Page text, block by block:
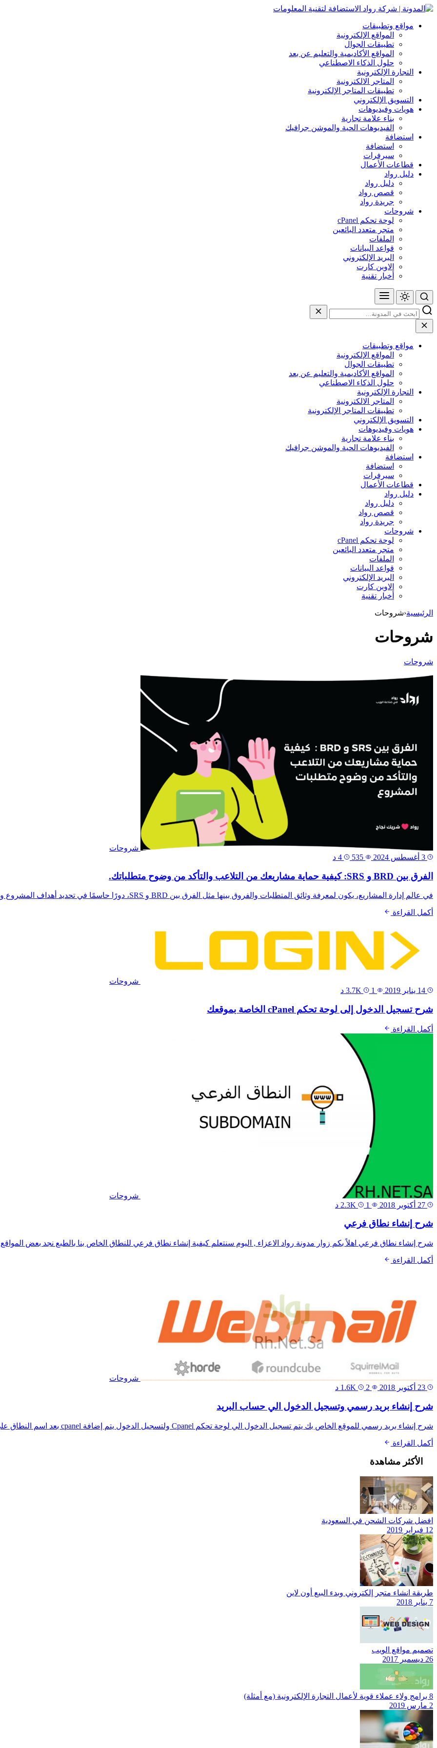
مواقع وتطبيقات
المواقع الإلكترونية
تطبيقات الجوال
المواقع الأكاديمية والتعليم عن بعد
حلول الذكاء الاصطناعي
التجارة الإلكترونية
المتاجر الالكترونية
تطبيقات المتاجر الإلكترونية
التسويق الإلكتروني
هويات وفيديوهات
بناء علامة تجارية
الفيديوهات الحية والموشن جرافيك
استضافة
استضافة
سيرفرات
قطاعات الأعمال
دليل رواد
دليل رواد
قصص رواد
جريدة رواد
شروحات
لوحة تحكم cPanel
متجر متعدد البائعين
الملفات
قواعد البيانات
البريد الإلكتروني
الاوبن كارت
أخبار تقنية
مواقع وتطبيقات
المواقع الإلكترونية
تطبيقات الجوال
المواقع الأكاديمية والتعليم عن بعد
حلول الذكاء الاصطناعي
التجارة الإلكترونية
المتاجر الالكترونية
تطبيقات المتاجر الإلكترونية
التسويق الإلكتروني
هويات وفيديوهات
بناء علامة تجارية
الفيديوهات الحية والموشن جرافيك
استضافة
استضافة
سيرفرات
قطاعات الأعمال
دليل رواد
دليل رواد
قصص رواد
جريدة رواد
شروحات
لوحة تحكم cPanel
متجر متعدد البائعين
الملفات
قواعد البيانات
البريد الإلكتروني
الاوبن كارت
أخبار تقنية
الرئيسية‹شروحات
شروحات
شروحات
شروحات
الفرق بين BRD و SRS: كيفية حماية مشاريعك من التلاعب والتأكد من وضوح متطلباتك.
في عالم إدارة المشاريع، يكون لمعرفة وثائق المتطلبات والفروق بينها مثل الفرق بين BRD و SRS، دورًا حاسمًا في تحديد أهداف المشروع وضمان تنفيذه بنجاح. ...
أكمل القراءة
شروحات
1 د
شرح تسجيل الدخول إلى لوحة تحكم cPanel الخاصة بموقعك
أكمل القراءة
شروحات
1 د
شرح إنشاء نطاق فرعي
شرح إنشاء نطاق فرعي اهلاً بكم زوار مدونة رواد الاعزاء , اليوم سنتعلم كيفية إنشاء نطاق فرعي للنطاق الخاص بنا بالطبع نجد بعض المواقع
أكمل القراءة
شروحات
2 د
شرح إنشاء بريد رسمي وتسجيل الدخول الي حساب البريد
شرح إنشاء بريد رسمي للموقع الخاص بك يتم تسجيل الدخول الي لوحة تحكم Cpanel ولتسجيل الدخول يتم إضافة cpanel بعد اسم النطاق علي سبيل المثال اسم...
أكمل القراءة
الأكثر مشاهدة
افضل شركات الشحن في السعودية
12 فبراير 2019
طريقة انشاء متجر إلكتروني وبدء البيع أون لاين
7 يناير 2018
تصميم مواقع الويب
26 ديسمبر 2017
8 برامج ولاء عملاء قوية لأعمال التجارة الإلكترونية (مع أمثلة)
2 مارس 2019